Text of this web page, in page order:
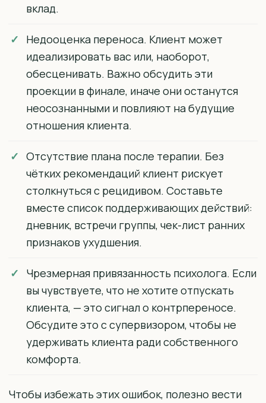
вклад.
Недооценка переноса. Клиент может
идеализировать вас или, наоборот,
обесценивать. Важно обсудить эти
проекции в финале, иначе они останутся
неосознанными и повлияют на будущие
отношения клиента.
Отсутствие плана после терапии. Без
чётких рекомендаций клиент рискует
столкнуться с рецидивом. Составьте
вместе список поддерживающих действий:
дневник, встречи группы, чек-лист ранних
признаков ухудшения.
Чрезмерная привязанность психолога. Если
вы чувствуете, что не хотите отпускать
клиента, — это сигнал о контрпереносе.
Обсудите это с супервизором, чтобы не
удерживать клиента ради собственного
комфорта.
Чтобы избежать этих ошибок, полезно вести